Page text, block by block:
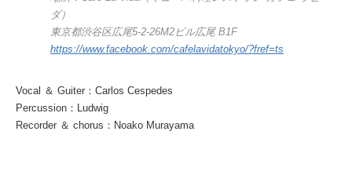
ダ）
東京都渋谷区広尾5-2-26M2ビル広尾 B1F
https://www.facebook.com/cafelavidatokyo/?fref=ts
Vocal ＆ Guiter：Carlos Cespedes
Percussion：Ludwig
Recorder ＆ chorus：Noako Murayama